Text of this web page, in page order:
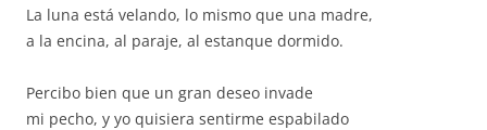
La luna está velando, lo mismo que una madre,
a la encina, al paraje, al estanque dormido.
Percibo bien que un gran deseo invade
mi pecho, y yo quisiera sentirme espabilado